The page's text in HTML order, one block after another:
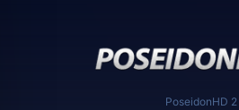
PoseidonHD 2